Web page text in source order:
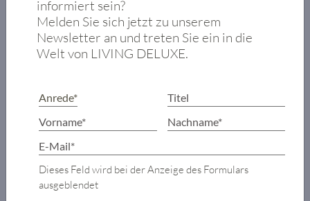
Garderobe
Gäste-WC
Küche
Terrasse und
Garten
informiert sein?
Melden Sie sich jetzt zu unserem
Newsletter an und treten Sie ein in die
Welt von LIVING DELUXE.
Dieses Feld wird bei der Anzeige des Formulars
ausgeblendet